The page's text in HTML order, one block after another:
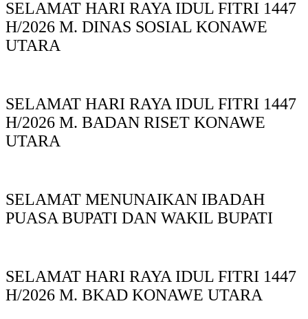
SELAMAT HARI RAYA IDUL FITRI 1447
H/2026 M. DINAS SOSIAL KONAWE
UTARA
SELAMAT HARI RAYA IDUL FITRI 1447
H/2026 M. BADAN RISET KONAWE
UTARA
SELAMAT MENUNAIKAN IBADAH
PUASA BUPATI DAN WAKIL BUPATI
SELAMAT HARI RAYA IDUL FITRI 1447
H/2026 M. BKAD KONAWE UTARA